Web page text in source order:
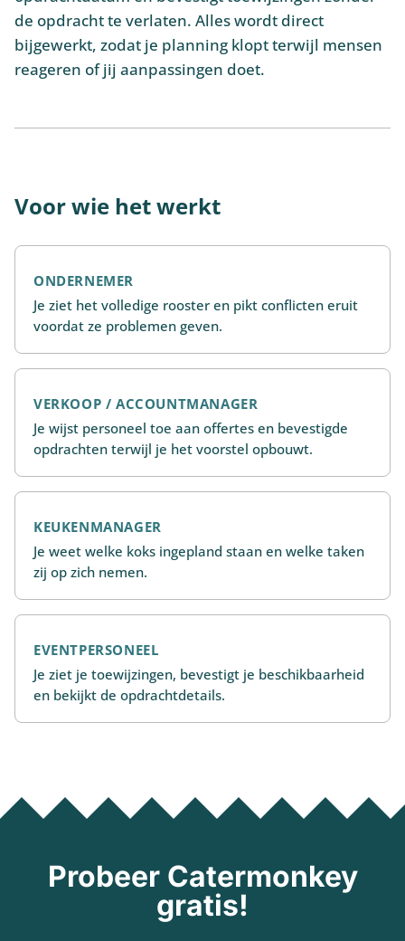
de opdracht te verlaten. Alles wordt direct
bijgewerkt, zodat je planning klopt terwijl mensen
reageren of jij aanpassingen doet.
Voor wie het werkt
ONDERNEMER
Je ziet het volledige rooster en pikt conflicten eruit
voordat ze problemen geven.
VERKOOP / ACCOUNTMANAGER
Je wijst personeel toe aan offertes en bevestigde
opdrachten terwijl je het voorstel opbouwt.
KEUKENMANAGER
Je weet welke koks ingepland staan en welke taken
zij op zich nemen.
EVENTPERSONEEL
Je ziet je toewijzingen, bevestigt je beschikbaarheid
en bekijkt de opdrachtdetails.
Probeer Catermonkey
gratis!